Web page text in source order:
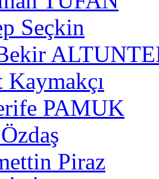
Seçkin
Kaymakçı
PAMUK
Piraz